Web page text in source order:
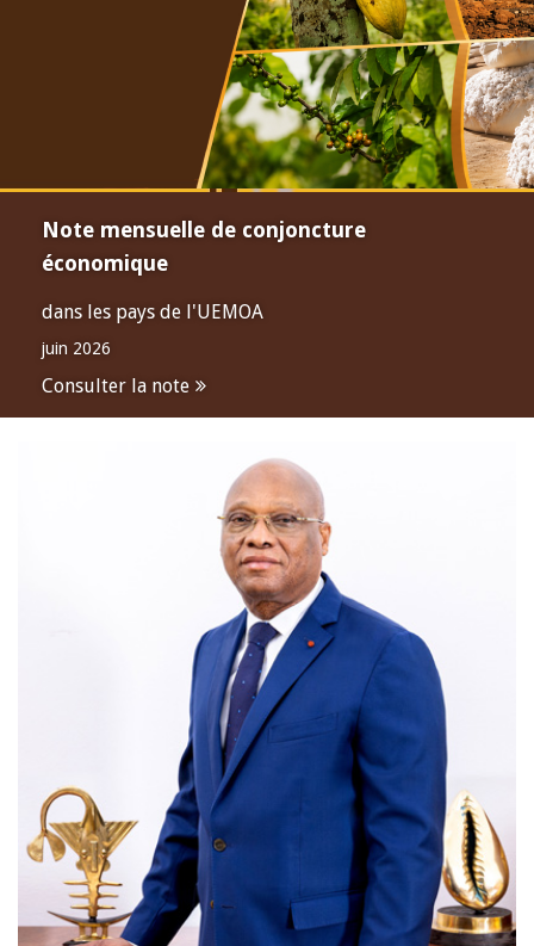
Note mensuelle de conjoncture
économique
dans les pays de l'UEMOA
juin 2026
Consulter la note